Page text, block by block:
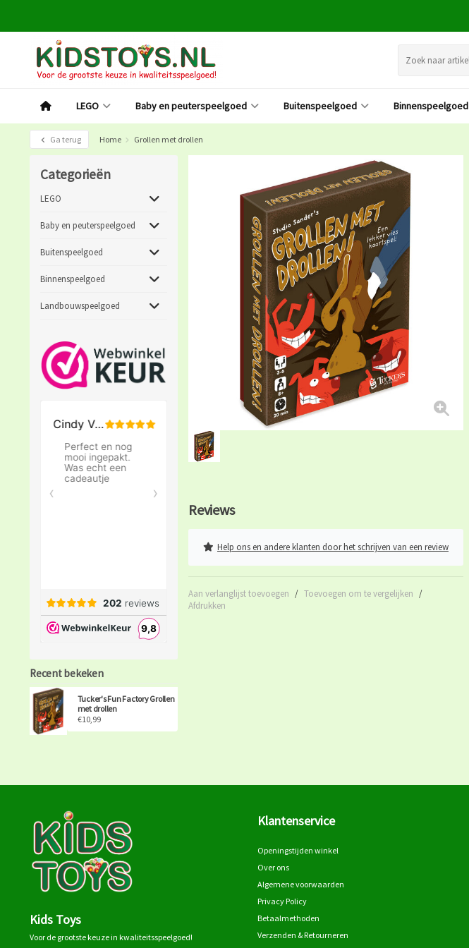
LEGO Baby en peuterspeelgoed Buitenspeelgoed Binnenspeelgoed
Ga terug Home Grollen met drollen
Categorieën
LEGO
Baby en peuterspeelgoed
Buitenspeelgoed
Binnenspeelgoed
Landbouwspeelgoed
Recent bekeken
Tucker's Fun Factory Grollen
met drollen
€10,99
Reviews
Help ons en andere klanten door het schrijven van een review
Aan verlanglijst toevoegen / Toevoegen om te vergelijken /
Afdrukken
Kids Toys
Voor de grootste keuze in kwaliteitsspeelgoed!
Klantenservice
Openingstijden winkel
Over ons
Algemene voorwaarden
Privacy Policy
Betaalmethoden
Verzenden & Retourneren